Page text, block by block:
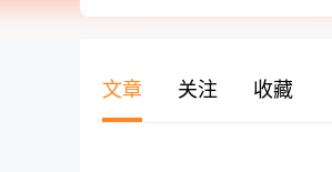
文章 关注 收藏